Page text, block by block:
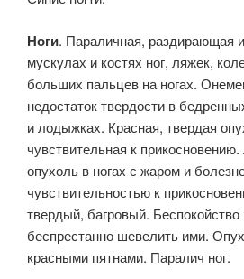
Ноги. Параличная, раздирающая
мускулах и костях ног, ляжек,
больших пальцев на ногах.
недостаток твердости в
и лодыжках. Красная, твердая
чувствительная к прикосновению.
опухоль в ногах с жаром и
чувствительностью к
твердый, багровый. Беспокойство
беспрестанно шевелить ими.
красными пятнами. Паралич ног.